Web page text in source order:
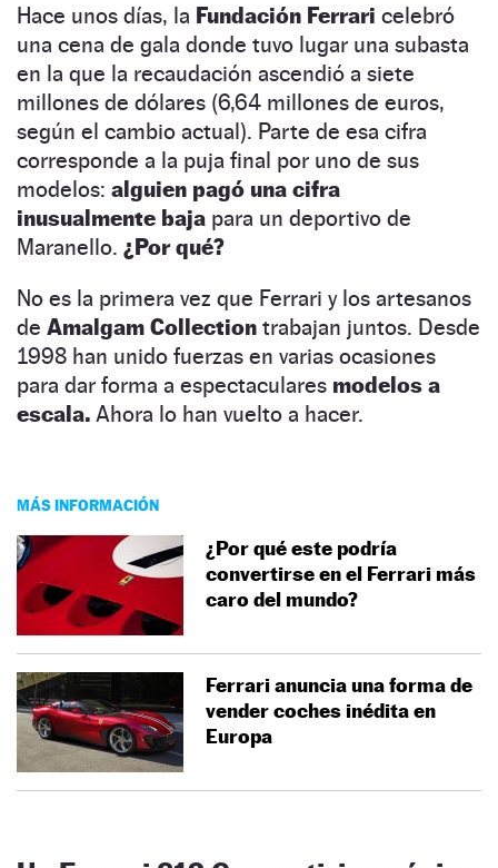
Hace unos días, la Fundación Ferrari celebró
una cena de gala donde tuvo lugar una subasta
en la que la recaudación ascendió a siete
millones de dólares (6,64 millones de euros,
según el cambio actual). Parte de esa cifra
corresponde a la puja final por uno de sus
modelos: alguien pagó una cifra
inusualmente baja para un deportivo de
Maranello. ¿Por qué?
No es la primera vez que Ferrari y los artesanos
de Amalgam Collection trabajan juntos. Desde
1998 han unido fuerzas en varias ocasiones
para dar forma a espectaculares modelos a
escala. Ahora lo han vuelto a hacer.
MÁS INFORMACIÓN
¿Por qué este podría
convertirse en el Ferrari más
caro del mundo?
Ferrari anuncia una forma de
vender coches inédita en
Europa